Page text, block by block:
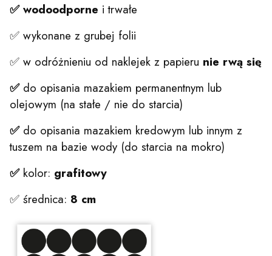
✅ wodoodporne i trwałe
✅ wykonane z grubej folii
✅ w odróżnieniu od naklejek z papieru nie rwą się
✅ do opisania mazakiem permanentnym lub
olejowym (na stałe / nie do starcia)
✅ do opisania mazakiem kredowym lub innym z
tuszem na bazie wody (do starcia na mokro)
✅ kolor: grafitowy
✅ średnica: 8 cm